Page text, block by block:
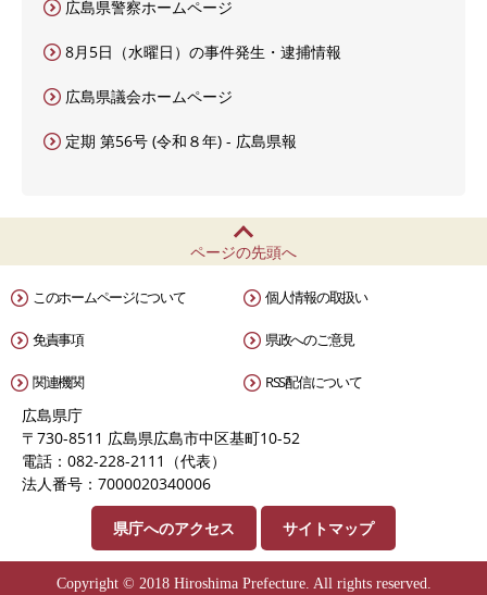
広島県警察ホームページ
8月5日（水曜日）の事件発生・逮捕情報
広島県議会ホームページ
定期 第56号 (令和８年) - 広島県報
ページの先頭へ
このホームページについて 個人情報の取扱い
免責事項 県政へのご意見
関連機関 RSS配信について
広島県庁
〒730-8511 広島県広島市中区基町10-52
電話：082-228-2111（代表）
法人番号：7000020340006
県庁へのアクセス サイトマップ
Copyright © 2018 Hiroshima Prefecture. All rights reserved.